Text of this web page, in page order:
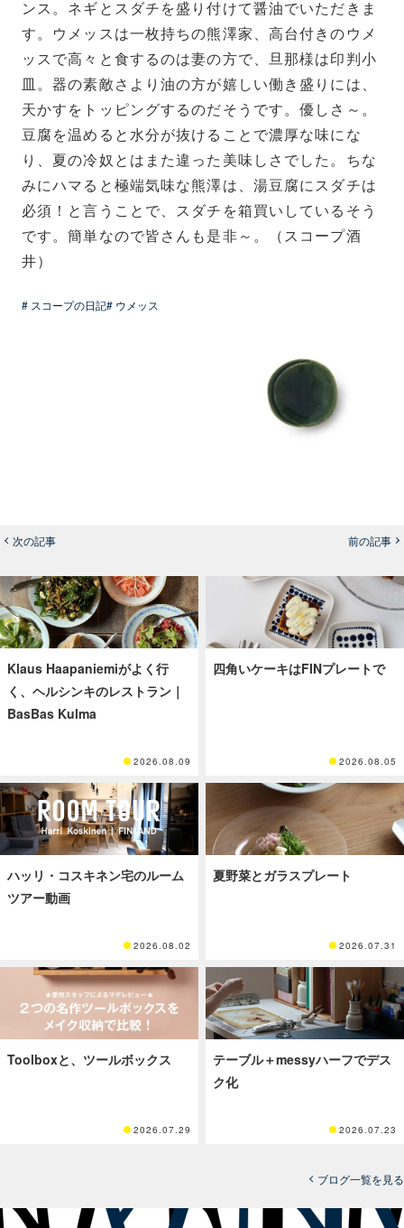
ンス。ネギとスダチを盛り付けて醤油でいただきま
す。
ウメッスは一枚持ちの熊澤家、高台付きのウメ
ッスで高々と食するのは妻の方で、旦那様は印判小
皿。器の素敵さより油の方が嬉しい働き盛りには、
天かすをトッピングするのだそうです。優しさ～。
豆腐を温めると水分が抜けることで濃厚な味にな
り、夏の冷奴とはまた違った美味しさでした。ちな
みにハマると極端気味な熊澤は、湯豆腐にスダチは
必須！と言うことで、スダチを箱買いしているそう
です。簡単なので皆さんも是非～。（スコープ酒
井）
# スコープの日記# ウメッス
次の記事 前の記事
Klaus Haapaniemiがよく行
く、ヘルシンキのレストラン｜
BasBas Kulma
2026.08.09
四角いケーキはFINプレートで
2026.08.05
ハッリ・コスキネン宅のルーム
ツアー動画
2026.08.02
夏野菜とガラスプレート
2026.07.31
Toolboxと、ツールボックス
2026.07.29
テーブル＋messyハーフでデス
ク化
2026.07.23
ブログ一覧を見る